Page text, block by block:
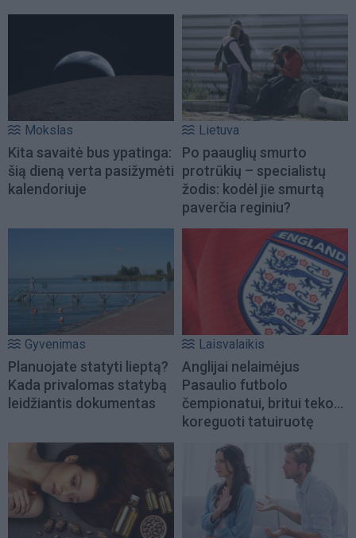
Mokslas
Kita savaitė bus ypatinga:
šią dieną verta pasižymėti
kalendoriuje
Lietuva
Po paauglių smurto
protrūkių – specialistų
žodis: kodėl jie smurtą
paverčia reginiu?
Gyvenimas
Planuojate statyti lieptą?
Kada privalomas statybą
leidžiantis dokumentas
Laisvalaikis
Anglijai nelaimėjus
Pasaulio futbolo
čempionatui, britui teko...
koreguoti tatuiruotę